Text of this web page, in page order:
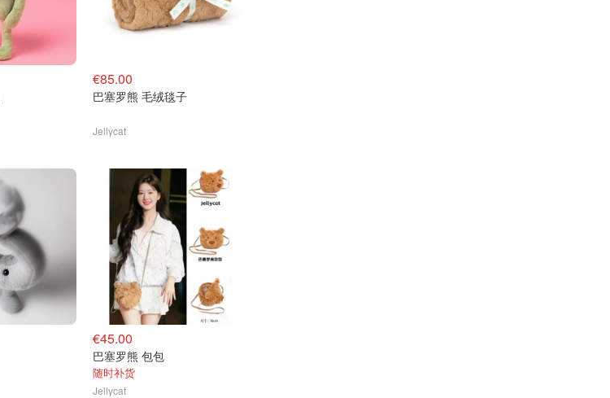
€85.00
巴塞罗熊 毛绒毯子
Jellycat
€45.00
巴塞罗熊 包包
随时补货
Jellycat